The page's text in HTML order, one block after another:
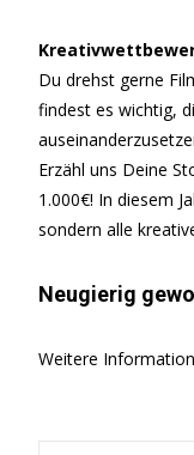
Du drehst gerne
findest es wichtig,
Erzähl uns Deine
1.000€! In diesem
sondern alle
Neugierig
Weitere